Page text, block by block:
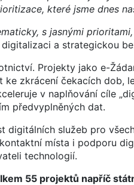
které jsme dnes
s jasnými
a strategickou
Projekty jako e-
zkrácení čekacích dob,
v naplňování cíle
předvyplněných dat.
digitálních služeb pro
místa i podporu
technologií.
55 projektů napříč